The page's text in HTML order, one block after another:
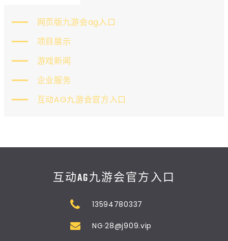
网页版九游会ag入口
项目展示
游戏新闻
企业服务
互动AG九游会官方入口
互动AG九游会官方入口
13594780337
NG·28@j909.vip